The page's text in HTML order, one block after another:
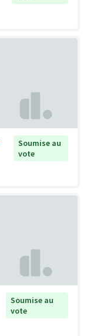
Soumise au
vote
Soumise au
vote